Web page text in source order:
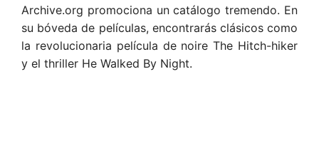
Archive.org promociona un catálogo tremendo. En
su bóveda de películas, encontrarás clásicos como
la revolucionaria película de noire The Hitch-hiker
y el thriller He Walked By Night.